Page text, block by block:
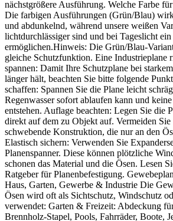
nächstgrößere Ausführung. Welche Farbe
Die farbigen Ausführungen (Grün/Blau)
und abdunkelnd, während unsere weißen
lichtdurchlässiger sind und bei Tageslicht
ermöglichen.Hinweis: Die Grün/Blau-
gleiche Schutzfunktion. Eine Industrieplane
spannen: Damit Ihre Schutzplane bei
länger hält, beachten Sie bitte folgende
schaffen: Spannen Sie die Plane leicht
Regenwasser sofort ablaufen kann und
entstehen. Auflage beachten: Legen Sie die
direkt auf dem zu Objekt auf. Vermeiden
schwebende Konstruktion, die nur an den
Elastisch sichern: Verwenden Sie
Planenspanner. Diese können plötzliche
schonen das Material und die Ösen. Lesen
Ratgeber für Planenbefestigung.
Haus, Garten, Gewerbe & Industrie Die
Ösen wird oft als Sichtschutz, Windschutz
verwendet: Garten & Freizeit: Abdeckung
Brennholz-Stapel, Pools, Fahrräder, Boote,